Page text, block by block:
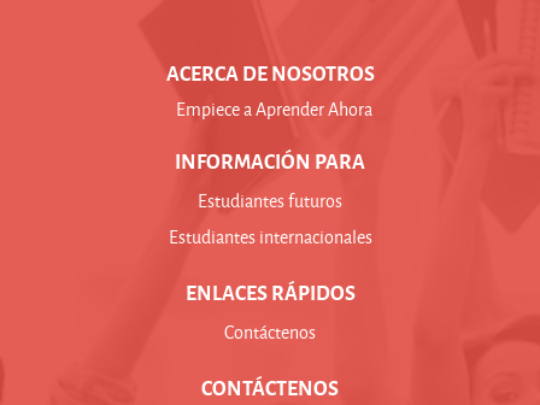
ACERCA DE NOSOTROS
Empiece a Aprender Ahora
INFORMACIÓN PARA
Estudiantes futuros
Estudiantes internacionales
ENLACES RÁPIDOS
Contáctenos
CONTÁCTENOS